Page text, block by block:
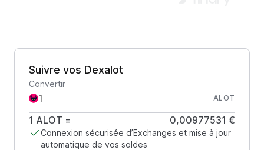
Suivre vos Dexalot
Convertir
ALOT
1 ALOT = 0,00977531 €
Connexion sécurisée d’Exchanges et mise à jour
automatique de vos soldes